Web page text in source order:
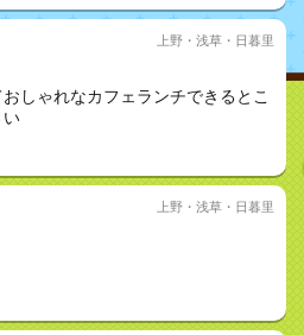
上野・浅草・日暮里
おしゃれなカフェランチできるとこ
い
上野・浅草・日暮里